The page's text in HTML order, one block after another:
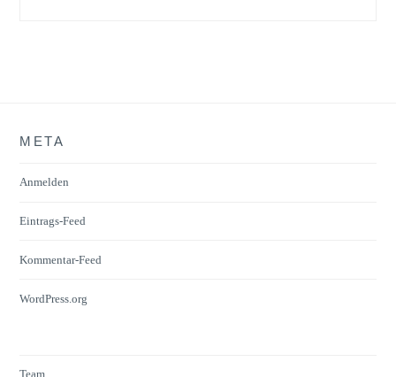
META
Anmelden
Eintrags-Feed
Kommentar-Feed
WordPress.org
Team